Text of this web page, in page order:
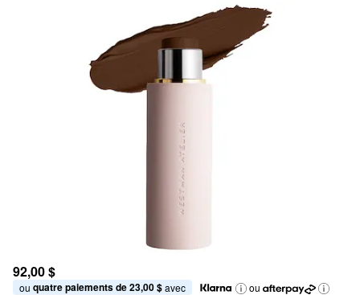
92,00 $
ou quatre paiements de 23,00 $ avec
ou